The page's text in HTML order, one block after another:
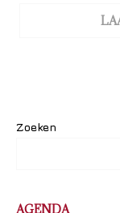
Zoeken
AGENDA